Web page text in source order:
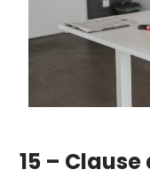
15 – Clause